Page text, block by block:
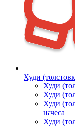
Худи
Худи
Худи
Худи
начеса
Худи